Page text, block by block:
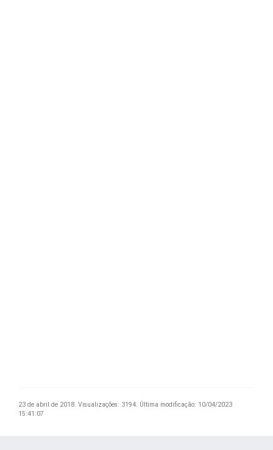
23 de abril de 2018. Visualizações: 3194. Última modificação: 10/04/2023
15:41:07